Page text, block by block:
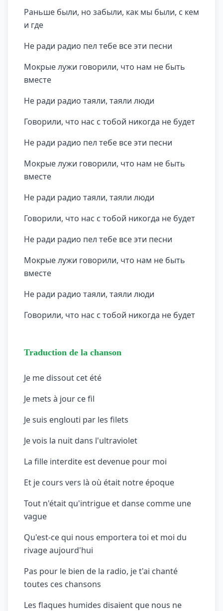
Раньше были, но забыли, как мы были, с кем
и где
Не ради радио пел тебе все эти песни
Мокрые лужи говорили, что нам не быть
вместе
Не ради радио таяли, таяли люди
Говорили, что нас с тобой никогда не будет
Не ради радио пел тебе все эти песни
Мокрые лужи говорили, что нам не быть
вместе
Не ради радио таяли, таяли люди
Говорили, что нас с тобой никогда не будет
Не ради радио пел тебе все эти песни
Мокрые лужи говорили, что нам не быть
вместе
Не ради радио таяли, таяли люди
Говорили, что нас с тобой никогда не будет
Traduction de la chanson
Je me dissout cet été
Je mets à jour ce fil
Je suis englouti par les filets
Je vois la nuit dans l'ultraviolet
La fille interdite est devenue pour moi
Et je cours vers là où était notre époque
Tout n'était qu'intrigue et danse comme une
vague
Qu'est-ce qui nous emportera toi et moi du
rivage aujourd'hui
Pas pour le bien de la radio, je t'ai chanté
toutes ces chansons
Les flaques humides disaient que nous ne